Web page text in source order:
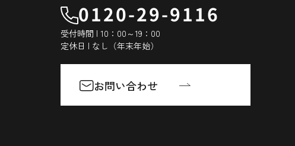
0120-29-9116
受付時間 | 10：00～19：00
定休日 | なし（年末年始）
お問い合わせ